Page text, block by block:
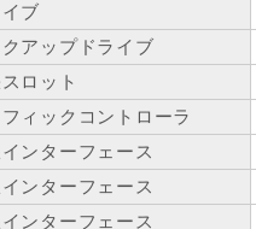
イブ
アップドライブ
ロット
ィックコントローラ
ンターフェース
ンターフェース
ンターフェース